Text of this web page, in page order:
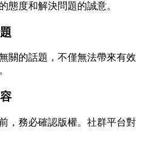
態度和解決問題的誠意。
關的話題，不僅無法帶來有效
，務必確認版權。社群平台對